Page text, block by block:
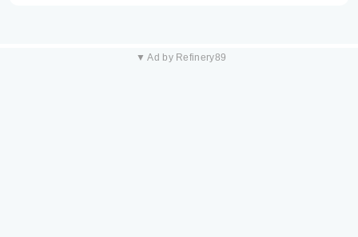
▼ Ad by Refinery89